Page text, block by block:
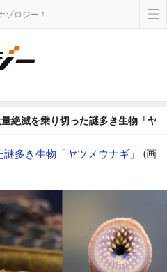
ゾロジー！
絶滅を乗り切った謎多き生物「ヤ
多き生物「ヤツメウナギ」 (画